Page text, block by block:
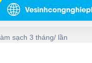
sạch 3 tháng/ lần